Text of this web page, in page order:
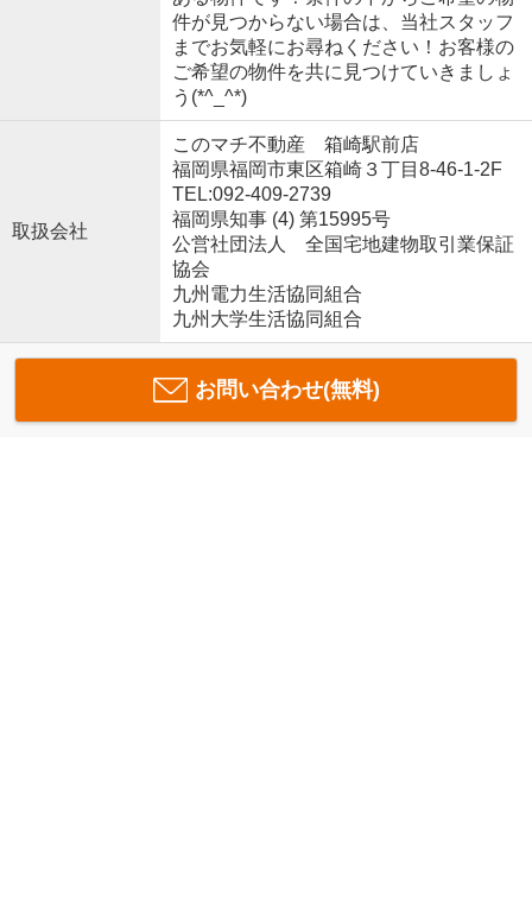
件が見つからない場合は、当社スタッフ
までお気軽にお尋ねください！お客様の
ご希望の物件を共に見つけていきましょ
う(*^_^*)
取扱会社
このマチ不動産 箱崎駅前店
福岡県福岡市東区箱崎３丁目8-46-1-2F
TEL:092-409-2739
福岡県知事 (4) 第15995号
公営社団法人 全国宅地建物取引業保証
協会
九州電力生活協同組合
九州大学生活協同組合
お問い合わせ(無料)